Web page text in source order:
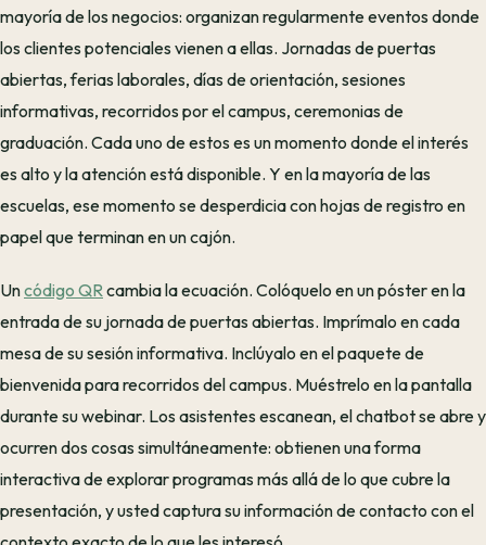
mayoría de los negocios: organizan regularmente eventos donde
los clientes potenciales vienen a ellas. Jornadas de puertas
abiertas, ferias laborales, días de orientación, sesiones
informativas, recorridos por el campus, ceremonias de
graduación. Cada uno de estos es un momento donde el interés
es alto y la atención está disponible. Y en la mayoría de las
escuelas, ese momento se desperdicia con hojas de registro en
papel que terminan en un cajón.
Uncódigo QRcambia la ecuación. Colóquelo en un póster en la
entrada de su jornada de puertas abiertas. Imprímalo en cada
mesa de su sesión informativa. Inclúyalo en el paquete de
bienvenida para recorridos del campus. Muéstrelo en la pantalla
durante su webinar. Los asistentes escanean, el chatbot se abre y
ocurren dos cosas simultáneamente: obtienen una forma
interactiva de explorar programas más allá de lo que cubre la
presentación, y usted captura su información de contacto con el